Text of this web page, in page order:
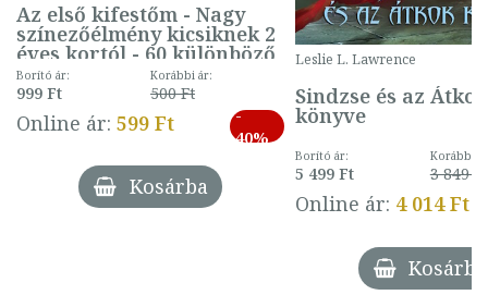
Az első kifestőm - Nagy
színezőélmény kicsiknek 2
éves kortól - 60 különböző
mintával (gombás)
Borító ár:
999 Ft
Korábbi ár:
500 Ft
Online ár: 599 Ft
-
40%
Kosárba
Leslie L. Lawrence
Sindzse és az Átkok
könyve
Borító ár:
5 499 Ft
Korábbi
3 849 Ft
Online ár: 4 014 Ft
Kosárba